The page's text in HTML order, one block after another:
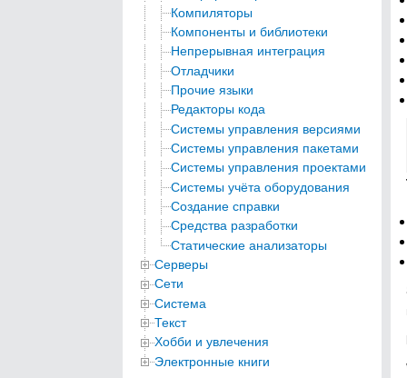
Компиляторы
Компоненты и библиотеки
Непрерывная интеграция
Отладчики
Прочие языки
Редакторы кода
Системы управления версиями
Системы управления пакетами
Системы управления проектами
Системы учёта оборудования
Создание справки
Средства разработки
Статические анализаторы
Серверы
Сети
Система
Текст
Хобби и увлечения
Электронные книги